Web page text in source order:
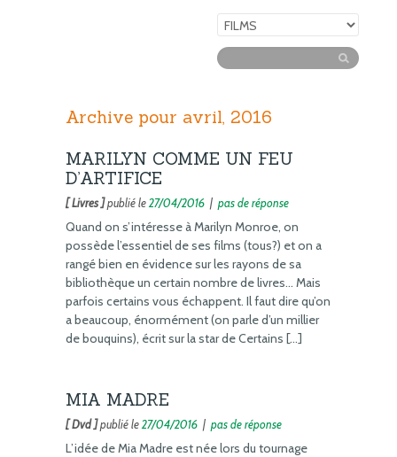
Archive pour avril, 2016
MARILYN COMME UN FEU
D’ARTIFICE
[ Livres ]publié le27/04/2016 | pas de réponse
Quand on s’intéresse à Marilyn Monroe, on
possède l’essentiel de ses films (tous?) et on a
rangé bien en évidence sur les rayons de sa
bibliothèque un certain nombre de livres… Mais
parfois certains vous échappent. Il faut dire qu’on
a beaucoup, énormément (on parle d’un millier
de bouquins), écrit sur la star de Certains […]
MIA MADRE
[ Dvd ]publié le27/04/2016 | pas de réponse
L’idée de Mia Madre est née lors du tournage